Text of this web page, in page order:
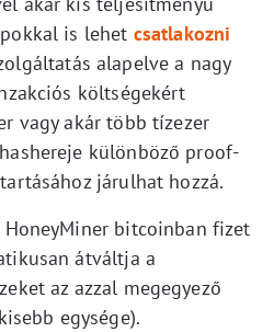
is lehet csatlakozni
alapelve a nagy
költségekért
vagy akár több tízezer
különböző proof-
járulhat hozzá.
bitcoinban fizet
átváltja a
az azzal megegyező
egysége).